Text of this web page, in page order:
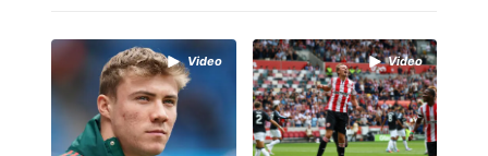
Video Video